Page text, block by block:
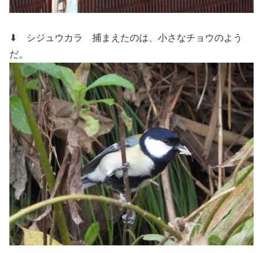
⬇ シジュウカラ 捕まえたのは、小さなチョウのよう
だ。